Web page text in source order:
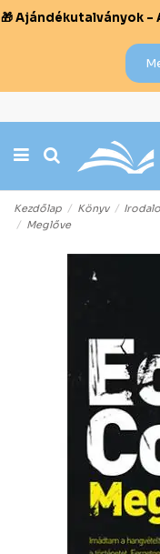
🎁 Ajándékutalványok
Kezdőlap Könyv
Meglőve